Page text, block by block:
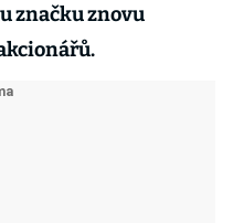
značku znovu